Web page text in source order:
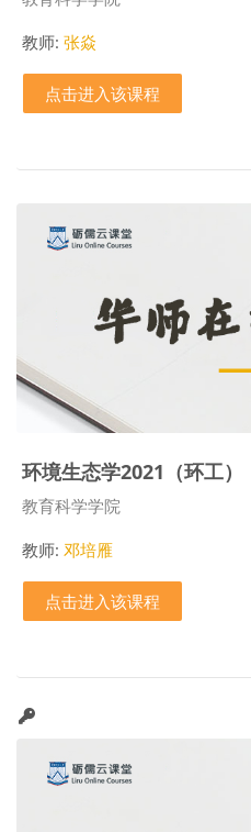
教师: 张焱
点击进入该课程
环境生态学2021（环工）
课程类别
教育科学学院
教师: 邓培雁
点击进入该课程